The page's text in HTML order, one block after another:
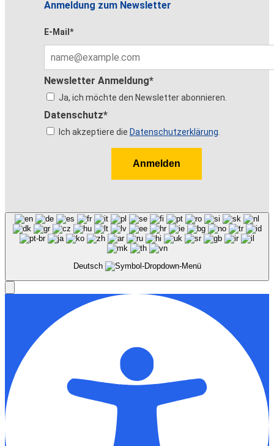
Anmeldung zum Newsletter
E-Mail*
Newsletter Anmeldung*
Ja, ich möchte den Newsletter abonnieren.
Datenschutz*
Ich akzeptiere die Datenschutzerklärung
Anmelden
Deutsch